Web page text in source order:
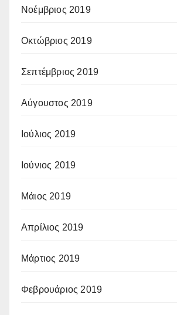
Νοέμβριος 2019
Οκτώβριος 2019
Σεπτέμβριος 2019
Αύγουστος 2019
Ιούλιος 2019
Ιούνιος 2019
Μάιος 2019
Απρίλιος 2019
Μάρτιος 2019
Φεβρουάριος 2019